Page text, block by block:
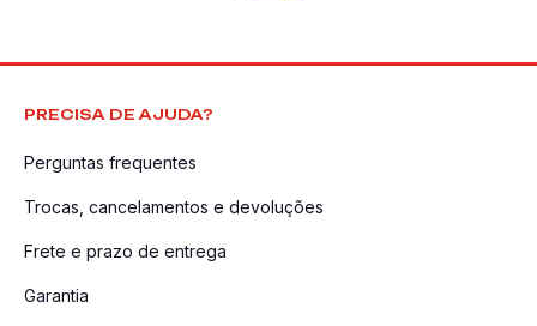
PRECISA DE AJUDA?
Perguntas frequentes
Trocas, cancelamentos e devoluções
Frete e prazo de entrega
Garantia